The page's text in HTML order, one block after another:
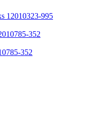
12010323-995
352